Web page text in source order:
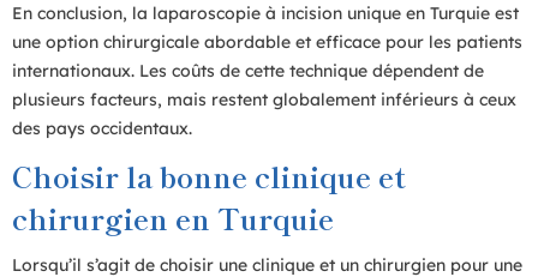
En conclusion, la laparoscopie à incision unique en Turquie est
une option chirurgicale abordable et efficace pour les patients
internationaux. Les coûts de cette technique dépendent de
plusieurs facteurs, mais restent globalement inférieurs à ceux
des pays occidentaux.
Choisir la bonne clinique et
chirurgien en Turquie
Lorsqu’il s’agit de choisir une clinique et un chirurgien pour une